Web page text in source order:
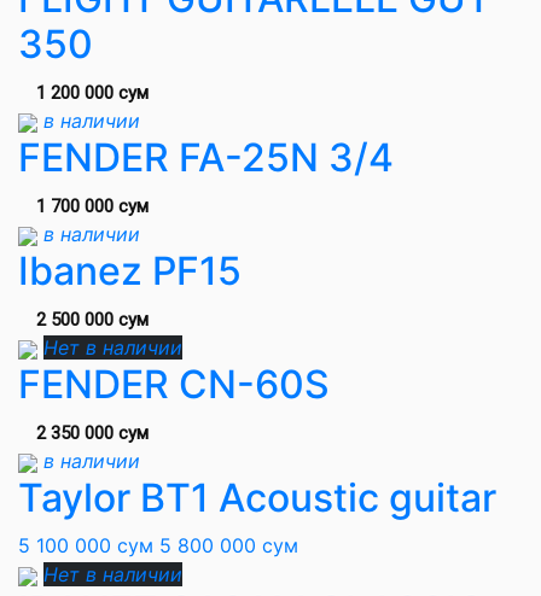
350
1 200 000 сум
в наличии
FENDER FA-25N 3/4
1 700 000 сум
в наличии
Ibanez PF15
2 500 000 сум
Нет в наличии
FENDER CN-60S
2 350 000 сум
в наличии
Taylor BT1 Acoustic guitar
5 100 000 сум 5 800 000 сум
Нет в наличии